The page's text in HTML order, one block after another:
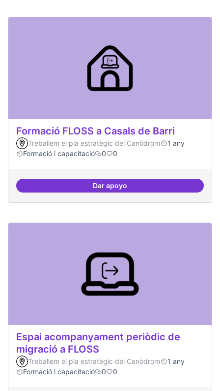
Formació FLOSS a Casals de Barri
Treballem el pla estratègic del Canòdrom
1 any
Formació i capacitació
0 0
Dar apoyoFormació FLOSS a Casals de
Espai acompanyament periòdic de
migració a FLOSS
Treballem el pla estratègic del Canòdrom
1 any
Formació i capacitació
0 0